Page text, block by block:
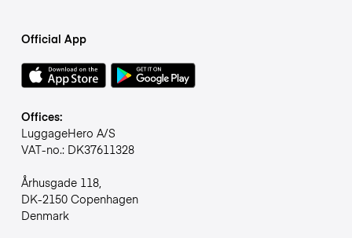
Official App
Offices:
LuggageHero A/S
VAT-no.: DK37611328
Århusgade 118,
DK-2150 Copenhagen
Denmark